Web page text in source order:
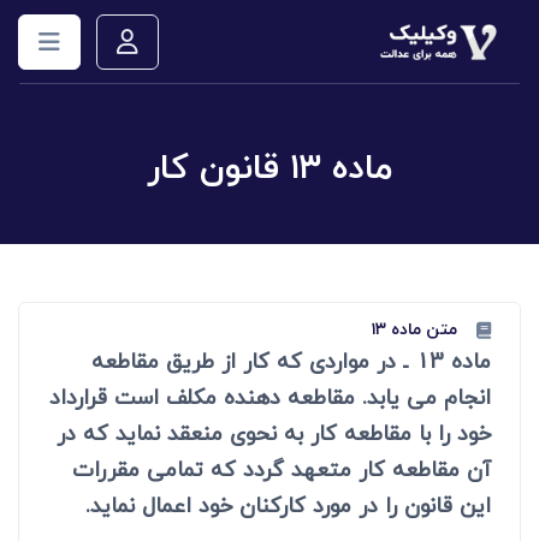
ماده ۱۳ قانون کار
متن ماده ۱۳
ماده 13 ـ در مواردی که کار از طریق مقاطعه
انجام می یابد. مقاطعه دهنده مکلف است قرارداد
خود را با مقاطعه کار به نحوی منعقد نماید که در
آن مقاطعه کار متعهد گردد که تمامی مقررات
این قانون را در مورد کارکنان خود اعمال نماید.